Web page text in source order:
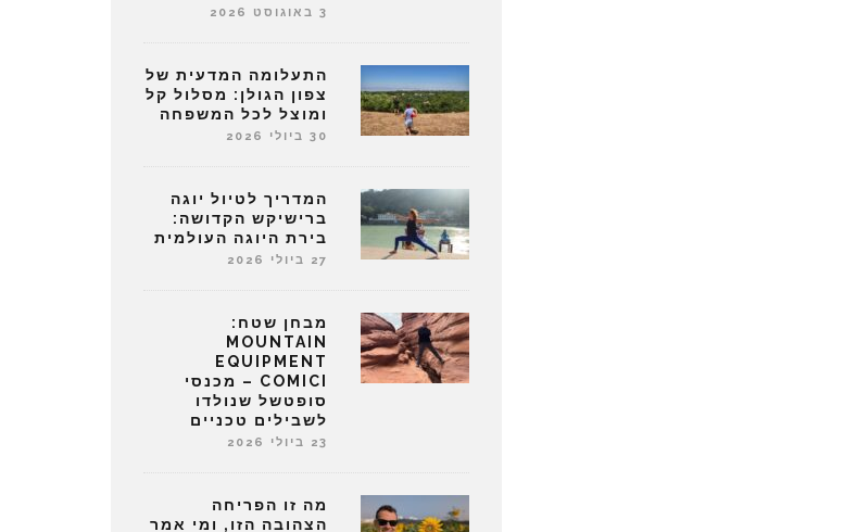
3 באוגוסט 2026
התעלומה המדעית של
צפון הגולן: מסלול קל
ומוצל לכל המשפחה
30 ביולי 2026
המדריך לטיול יוגה
ברישיקש הקדושה:
בירת היוגה העולמית
27 ביולי 2026
מבחן שטח:
MOUNTAIN
EQUIPMENT
COMICI – מכנסי
סופטשל שנולדו
לשבילים טכניים
23 ביולי 2026
מה זו הפריחה
הצהובה הזו, ומי אמר